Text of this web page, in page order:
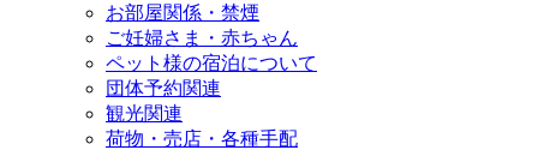
お部屋関係・禁煙
ご妊婦さま・赤ちゃん
ペット様の宿泊について
団体予約関連
観光関連
荷物・売店・各種手配